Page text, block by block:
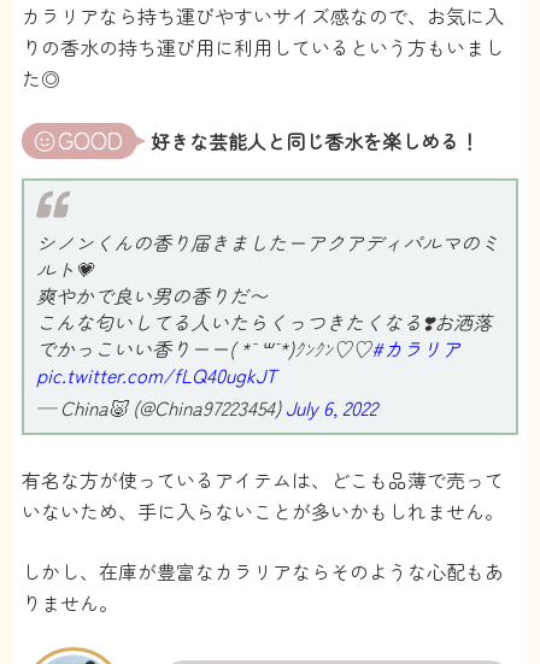
カラリアなら持ち運びやすいサイズ感なので、お気に入
りの香水の持ち運び用に利用しているという方もいまし
た◎
好きな芸能人と同じ香水を楽しめる！
シノンくんの香り届きましたーアクアディパルマのミ
ルト💗
爽やかで良い男の香りだ〜
こんな匂いしてる人いたらくっつきたくなる❣️お洒落
でかっこいい香りーー( *¯ ꒳¯*)ｸﾝｸﾝ♡♡#カラリア
pic.twitter.com/fLQ40ugkJT
— China🐷 (@China97223454)July 6, 2022
有名な方が使っているアイテムは、どこも品薄で売って
いないため、手に入らないことが多いかもしれません。
しかし、在庫が豊富なカラリアならそのような心配もあ
りません。